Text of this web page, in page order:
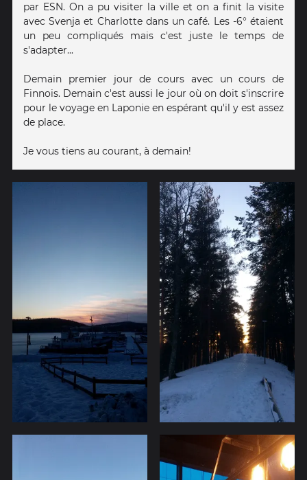
par ESN. On a pu visiter la ville et on a finit la visite
avec Svenja et Charlotte dans un café. Les -6° étaient
un peu compliqués mais c'est juste le temps de
s'adapter...
Demain premier jour de cours avec un cours de
Finnois. Demain c'est aussi le jour où on doit s'inscrire
pour le voyage en Laponie en espérant qu'il y est assez
de place.
Je vous tiens au courant, à demain!